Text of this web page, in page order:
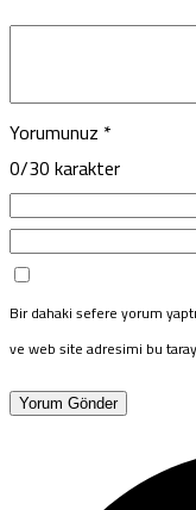
Yorumunuz *
0/30 karakter
Bir dahaki sefere yorum
ve web site adresimi bu
Yorum Gönder